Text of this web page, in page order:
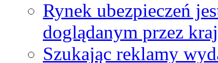
Rynek ubezpieczeń
doglądanym przez
Szukając reklamy